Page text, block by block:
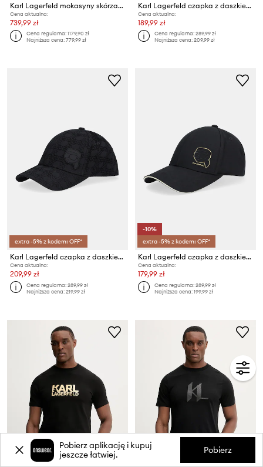
Karl Lagerfeld mokasyny skórzane KEATON
Cena aktualna:
739,99 zł
Cena regularna:1179,90 zł
Najniższa cena:779,99 zł
Karl Lagerfeld czapka z daszkiem
Cena aktualna:
189,99 zł
Cena regularna:289,99 zł
Najniższa cena:209,99 zł
extra -5% z kodem: OFF*
Karl Lagerfeld czapka z daszkiem
Cena aktualna:
209,99 zł
Cena regularna:289,99 zł
Najniższa cena:219,99 zł
-10%
extra -5% z kodem: OFF*
Karl Lagerfeld czapka z daszkiem
Cena aktualna:
179,99 zł
Cena regularna:289,99 zł
Najniższa cena:199,99 zł
Pobierz aplikację i kupuj
jeszcze łatwiej.
Pobierz